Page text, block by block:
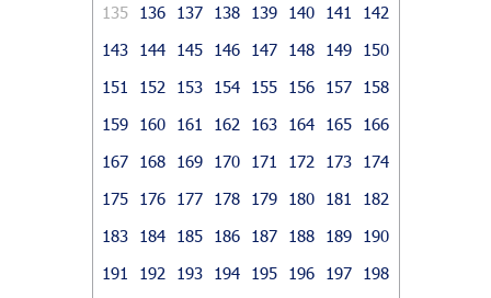
135
136 137 138 139 140 141
142
143
144 145 146 147 148 149
150
151
152 153 154 155 156 157
158
159
160 161 162 163 164 165
166
167
168 169 170 171 172 173
174
175
176 177 178 179 180 181
182
183
184 185 186 187 188 189
190
191
192 193 194 195 196 197
198